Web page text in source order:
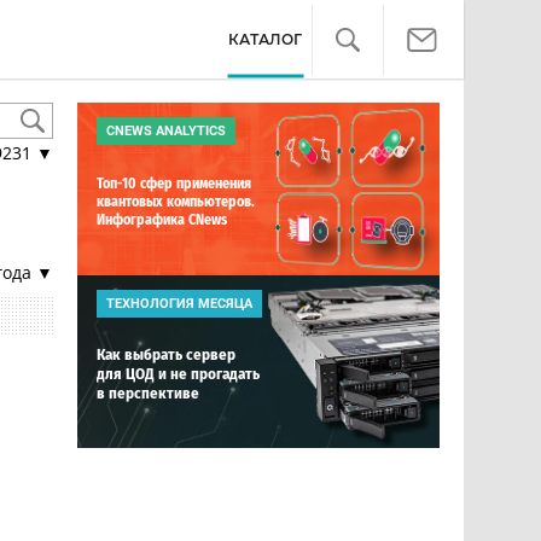
КАТАЛОГ
▼
▼
CNEWS ANALYTICS
Топ-10 сфер применения
квантовых компьютеров.
Инфографика CNews
ТЕХНОЛОГИЯ МЕСЯЦА
Как выбрать сервер
для ЦОД и не прогадать
в перспективе